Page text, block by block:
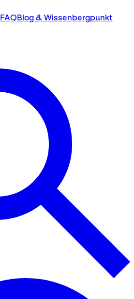
FAQBlog & Wissenbergpunkt